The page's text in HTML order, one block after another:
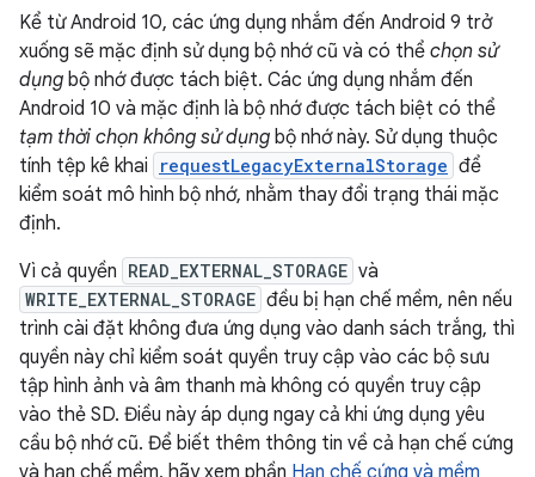
Kể từ Android 10, các ứng dụng nhắm đến Android 9 trở
xuống sẽ mặc định sử dụng bộ nhớ cũ và có thể chọn sử
dụng bộ nhớ được tách biệt. Các ứng dụng nhắm đến
Android 10 và mặc định là bộ nhớ được tách biệt có thể
tạm thời chọn không sử dụng bộ nhớ này. Sử dụng thuộc
tính tệp kê khai
requestLegacyExternalStorage để
kiểm soát mô hình bộ nhớ, nhằm thay đổi trạng thái mặc
định.
Vì cả quyền READ_EXTERNAL_STORAGE và
WRITE_EXTERNAL_STORAGE đều bị hạn chế mềm, nên nếu
trình cài đặt không đưa ứng dụng vào danh sách trắng, thì
quyền này chỉ kiểm soát quyền truy cập vào các bộ sưu
tập hình ảnh và âm thanh mà không có quyền truy cập
vào thẻ SD. Điều này áp dụng ngay cả khi ứng dụng yêu
cầu bộ nhớ cũ. Để biết thêm thông tin về cả hạn chế cứng
và hạn chế mềm, hãy xem phần Hạn chế cứng và mềm